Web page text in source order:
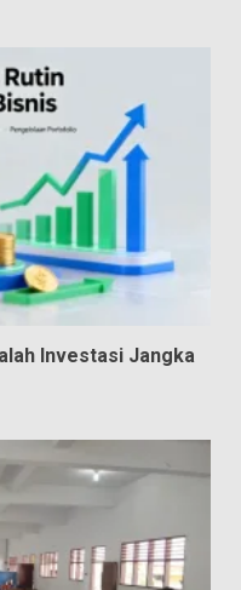
Investasi Jangka